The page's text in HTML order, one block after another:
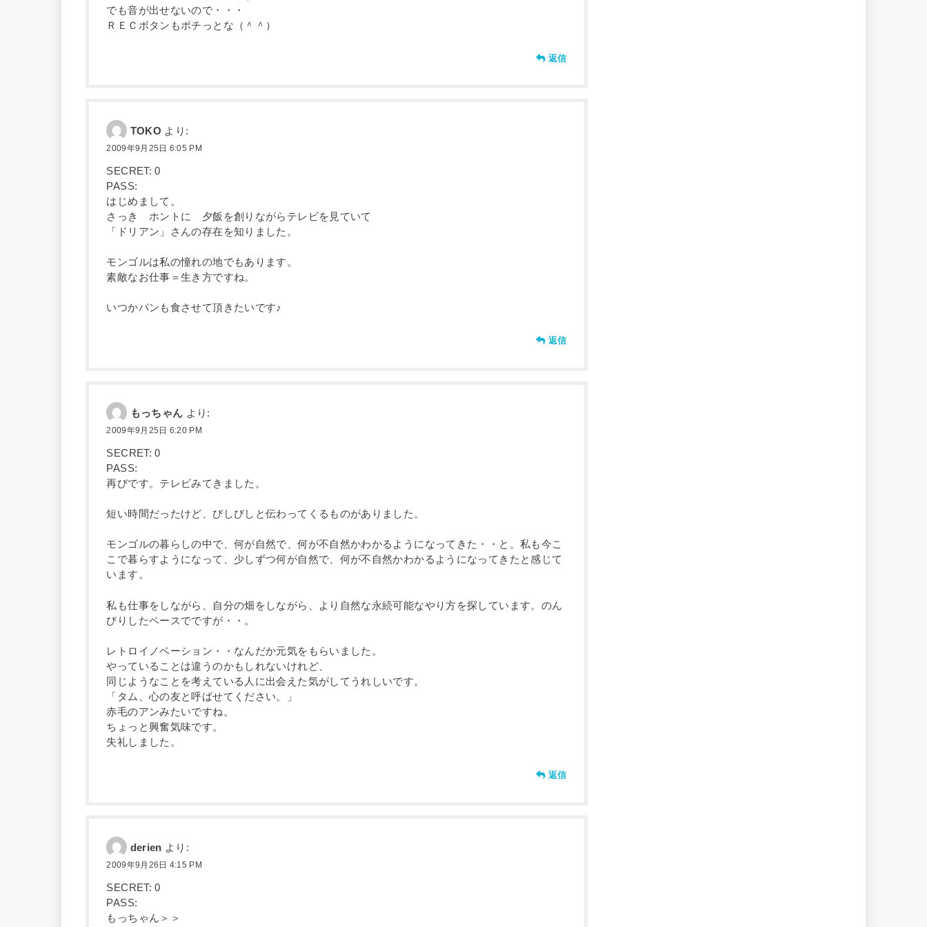
でも音が出せないので・・・
ＲＥＣボタンもポチっとな（＾＾）
返信
TOKO より:
2009年9月25日 6:05 PM
SECRET: 0
PASS:
はじめまして。
さっき ホントに 夕飯を創りながらテレビを見ていて
「ドリアン」さんの存在を知りました。
モンゴルは私の憧れの地でもあります。
素敵なお仕事＝生き方ですね。
いつかパンも食させて頂きたいです♪
返信
もっちゃん より:
2009年9月25日 6:20 PM
SECRET: 0
PASS:
再びです。テレビみてきました。
短い時間だったけど、びしびしと伝わってくるものがありました。
モンゴルの暮らしの中で、何が自然で、何が不自然かわかるようになってきた・・と。私も今こ
こで暮らすようになって、少しずつ何が自然で、何が不自然かわかるようになってきたと感じて
います。
私も仕事をしながら、自分の畑をしながら、より自然な永続可能なやり方を探しています。のん
びりしたペースでですが・・。
レトロイノベーション・・なんだか元気をもらいました。
やっていることは違うのかもしれないけれど、
同じようなことを考えている人に出会えた気がしてうれしいです。
「タム、心の友と呼ばせてください。」
赤毛のアンみたいですね。
ちょっと興奮気味です。
失礼しました。
返信
derien より:
2009年9月26日 4:15 PM
SECRET: 0
PASS:
もっちゃん＞＞